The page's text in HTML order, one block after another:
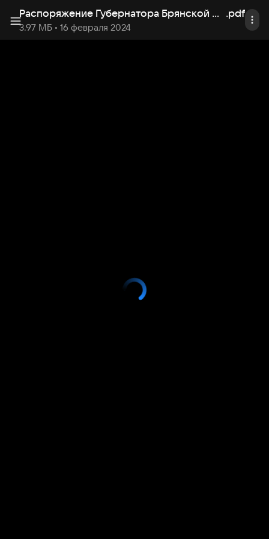
Распоряжение Губернатора Брянской ...асти в условиях внешнего санкционного давления .pdf
3.97 МБ • 16 февраля 2024